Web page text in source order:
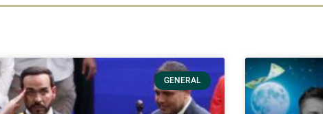
GENERAL